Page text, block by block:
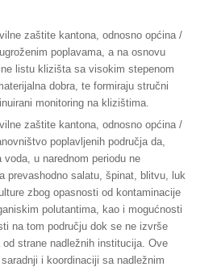
zaštite kantona, odnosno općina /
poplavama, a na osnovu
listu klizišta sa visokim stepenom
dobra, te formiraju stručni
monitoring na klizištima.
zaštite kantona, odnosno općina /
poplavljenih područja da,
u narednom periodu ne
prevashodno salatu, špinat, blitvu, luk
zbog opasnosti od kontaminacije
polutantima, kao i mogućnosti
na tom području dok se ne izvrše
strane nadležnih institucija. Ove
i koordinaciji sa nadležnim